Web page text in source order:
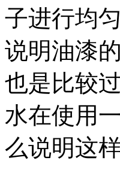
子进行均
说明油漆
也是比较
水在使用
么说明这